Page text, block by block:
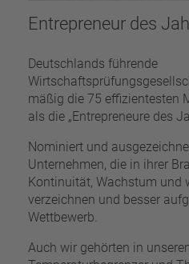
Entrepreneur des
Deutschlands führende
mäßig die 75 effizientesten
als die „Entre­preneure des
Nominiert und
Unternehmen, die in ihrer
Kontinuität, Wachstum und
verzeichnen und besser
Wettbewerb.
Auch wir gehörten in